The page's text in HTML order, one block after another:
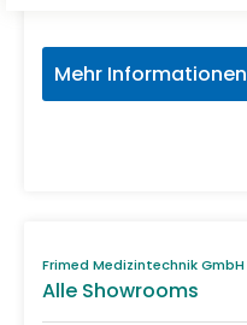
Mehr Informationen
Frimed Medizintechnik GmbH
Alle Showrooms